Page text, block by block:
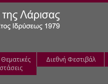
Διεθνή Φεστιβάλ